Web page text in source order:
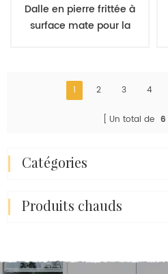
Dalle en pierre frittée à
surface mate pour la
fournisseur chinois.
1 2 3 4
Un total de 6
catégories
produits chauds